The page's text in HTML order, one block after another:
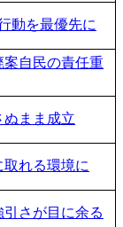
動を最優先に
自民の責任重
まま成立
れる環境に
さが目に余る